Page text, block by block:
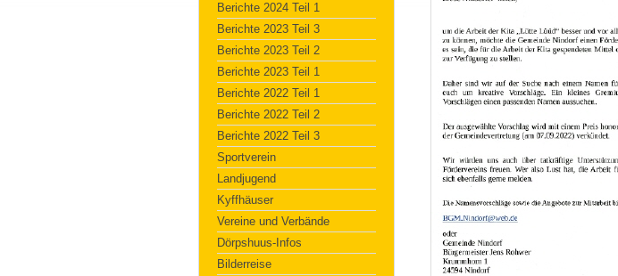
Berichte 2024 Teil 1
Berichte 2023 Teil 3
Berichte 2023 Teil 2
Berichte 2023 Teil 1
Berichte 2022 Teil 1
Berichte 2022 Teil 2
Berichte 2022 Teil 3
Sportverein
Landjugend
Kyffhäuser
Vereine und Verbände
Dörpshuus-Infos
Bilderreise